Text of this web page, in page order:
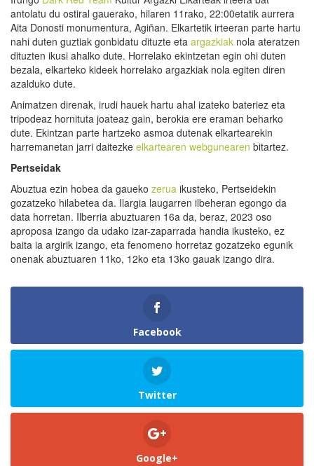
antolatu du ostiral gauerako, hilaren 11rako, 22:00etatik aurrera
Aita Donosti monumentura, Agiñan. Elkartetik irteeran parte hartu
nahi duten guztiak gonbidatu dituzte eta argazkiak nola ateratzen
dituzten ikusi ahalko dute. Horrelako ekintzetan egin ohi duten
bezala, elkarteko kideek horrelako argazkiak nola egiten diren
azalduko dute.
Animatzen direnak, irudi hauek hartu ahal izateko bateriez eta
tripodeaz hornituta joateaz gain, berokia ere eraman beharko
dute. Ekintzan parte hartzeko asmoa dutenak elkartearekin
harremanetan jarri daitezke elkartearen webgunearen bitartez.
Pertseidak
Abuztua ezin hobea da gaueko zerua ikusteko, Pertseidekin
gozatzeko hilabetea da. Ilargia laugarren ilbeheran egongo da
data horretan. Ilberria abuztuaren 16a da, beraz, 2023 oso
aproposa izango da udako izar-zaparrada handia ikusteko, ez
baita ia argirik izango, eta fenomeno horretaz gozatzeko egunik
onenak abuztuaren 11ko, 12ko eta 13ko gauak izango dira.
Facebook
Twitter
Google+